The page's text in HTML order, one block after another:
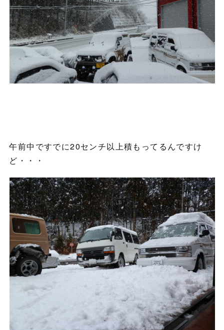
午前中ですでに20センチ以上積もってるんですけ
ど・・・